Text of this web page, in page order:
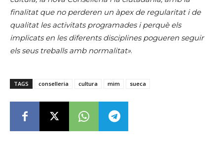
finalitat que no perderen un àpex de regularitat i de
qualitat les activitats programades i perquè els
implicats en les diferents disciplines pogueren seguir
els seus treballs amb normalitat».
TAGS conselleria cultura mim sueca